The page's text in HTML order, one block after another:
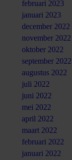
februari 2023
januari 2023
december 2022
november 2022
oktober 2022
september 2022
augustus 2022
juli 2022
juni 2022
mei 2022
april 2022
maart 2022
februari 2022
januari 2022